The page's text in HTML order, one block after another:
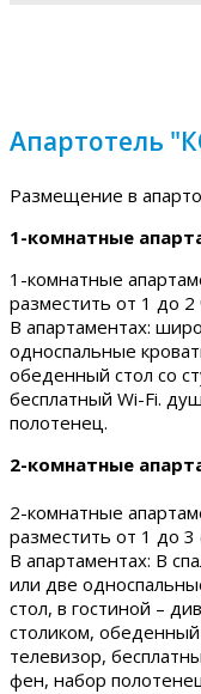
Апартотель
Размещение в
1-комнатные
1-комнатные
разместить от 1 до 2
В апартаментах:
односпальные
обеденный стол со
бесплатный Wi-Fi.
полотенец.
2-комнатные
2-комнатные
разместить от 1 до
В апартаментах: В
или две
стол, в гостиной –
столиком, обеденный
телевизор,
фен, набор